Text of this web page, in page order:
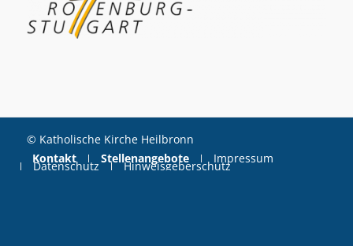
© Katholische Kirche Heilbronn
Kontakt
Stellenangebote Impressum
Datenschutz Hinweisgeberschutz